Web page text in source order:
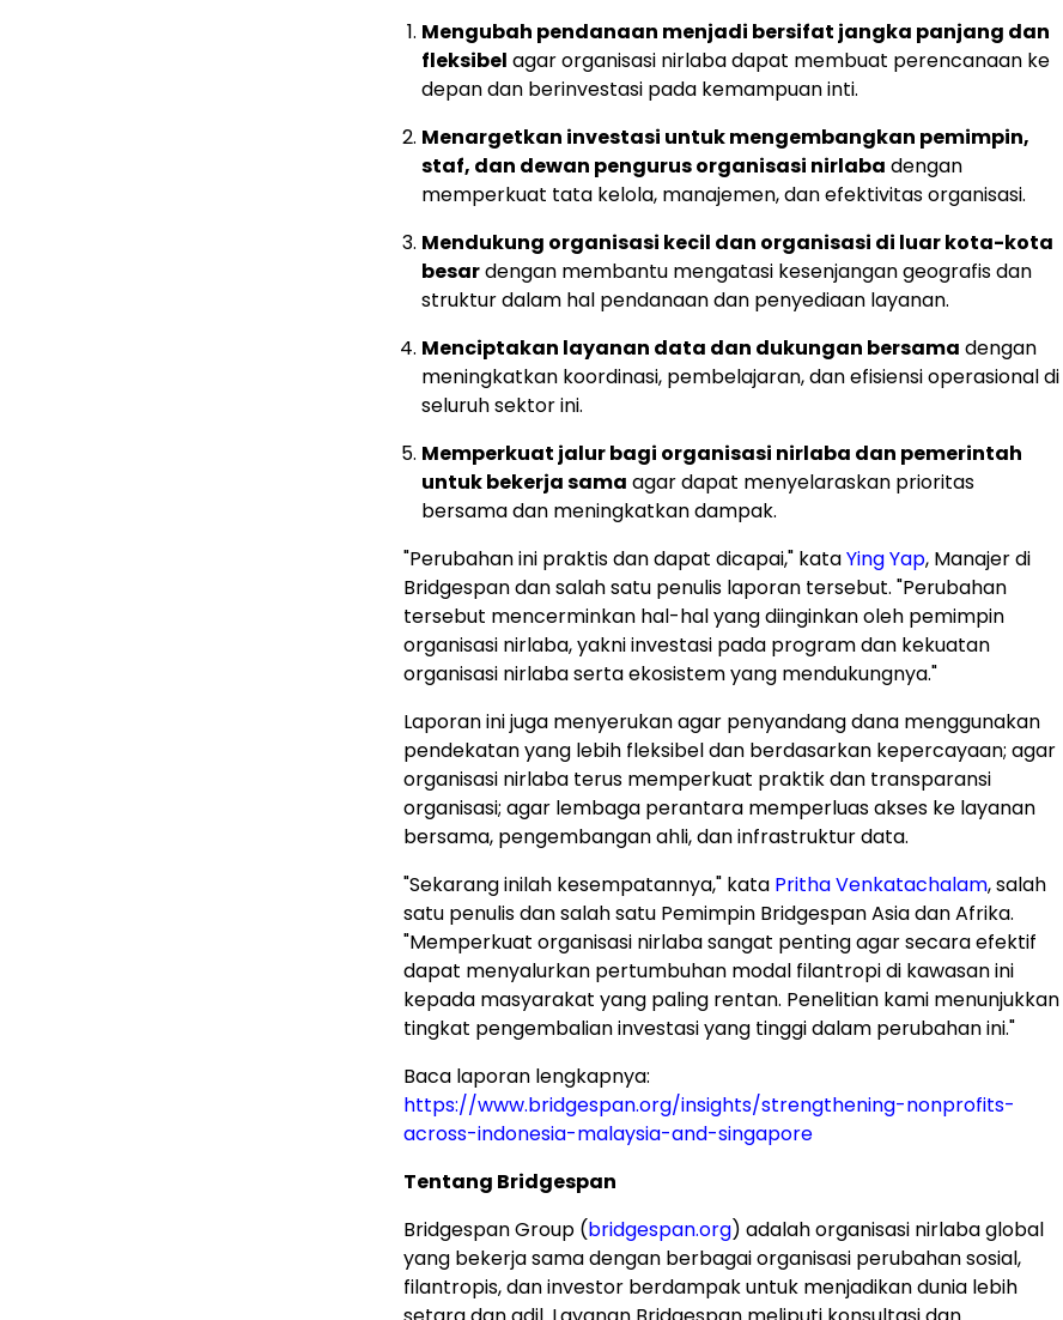
Mengubah pendanaan menjadi bersifat jangka panjang dan
fleksibel agar organisasi nirlaba dapat membuat perencanaan ke
depan dan berinvestasi pada kemampuan inti.
Menargetkan investasi untuk mengembangkan pemimpin,
staf, dan dewan pengurus organisasi nirlaba dengan
memperkuat tata kelola, manajemen, dan efektivitas organisasi.
Mendukung organisasi kecil dan organisasi di luar kota-kota
besardengan membantu mengatasi kesenjangan geografis dan
struktur dalam hal pendanaan dan penyediaan layanan.
Menciptakan layanan data dan dukungan bersama dengan
meningkatkan koordinasi, pembelajaran, dan efisiensi operasional di
seluruh sektor ini.
Memperkuat jalur bagi organisasi nirlaba dan pemerintah
untuk bekerja sama agar dapat menyelaraskan prioritas
bersama dan meningkatkan dampak.
"Perubahan ini praktis dan dapat dicapai," kataYing Yap, Manajer di
Bridgespan dan salah satu penulis laporan tersebut. "Perubahan
tersebut mencerminkan hal-hal yang diinginkan oleh pemimpin
organisasi nirlaba, yakni investasi pada program dan kekuatan
organisasi nirlaba serta ekosistem yang mendukungnya."
Laporan ini juga menyerukan agar penyandang dana menggunakan
pendekatan yang lebih fleksibel dan berdasarkan kepercayaan; agar
organisasi nirlaba terus memperkuat praktik dan transparansi
organisasi; agar lembaga perantara memperluas akses ke layanan
bersama, pengembangan ahli, dan infrastruktur data.
"Sekarang inilah kesempatannya," kata Pritha Venkatachalam, salah
satu penulis dan salah satu Pemimpin Bridgespan Asia dan Afrika.
"Memperkuat organisasi nirlaba sangat penting agar secara efektif
dapat menyalurkan pertumbuhan modal filantropi di kawasan ini
kepada masyarakat yang paling rentan. Penelitian kami menunjukkan
tingkat pengembalian investasi yang tinggi dalam perubahan ini."
Baca laporan lengkapnya:
https://www.bridgespan.org/insights/strengthening-nonprofits-
across-indonesia-malaysia-and-singapore
Tentang Bridgespan
Bridgespan Group (bridgespan.org) adalah organisasi nirlaba global
yang bekerja sama dengan berbagai organisasi perubahan sosial,
filantropis, dan investor berdampak untuk menjadikan dunia lebih